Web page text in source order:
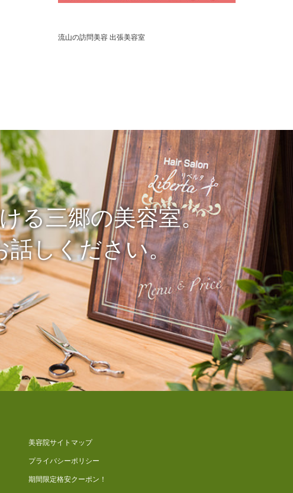
流山の訪問美容 出張美容室
る三郷の美容室。
話しください。
美容院サイトマップ
プライバシーポリシー
期間限定格安クーポン！